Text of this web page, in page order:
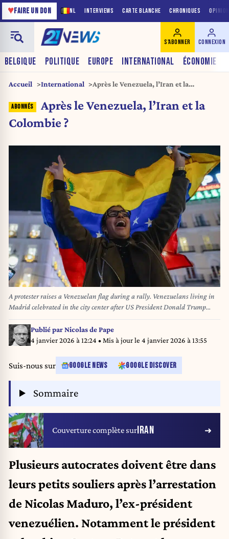
NL INTERVIEWS CARTE BLANCHE CHRONIQUES
♥FAIRE UN DON
BELGIQUE POLITIQUE EUROPE INTERNATIONAL ÉCONOMIE
S'ABONNER CONNEXION
Accueil International
Après le Venezuela, l’Iran et la
Après le Venezuela, l’Iran et la
Colombie ?
A protester raises a Venezuelan flag during a rally. Venezuelans living in
Madrid celebrated in the city center after US President Donald Trump
announced that Venezuelan President Nicolás Maduro had been captured
in a military operation led by US forces early this morning in Caracas,
Venezuela. (Photo by David Canales / SOPA Images/Sipa USA)
Publié parNicolas de Pape
4 janvier 2026 à 12:24 • Mis à jour le 4 janvier 2026 à 13:55
Suis-nous sur GOOGLE NEWS GOOGLE DISCOVER
Sommaire
Couverture complète surIRAN
Plusieurs autocrates doivent être dans
leurs petits souliers après l’arrestation
de Nicolas Maduro, l’ex-président
venezuélien. Notamment le président